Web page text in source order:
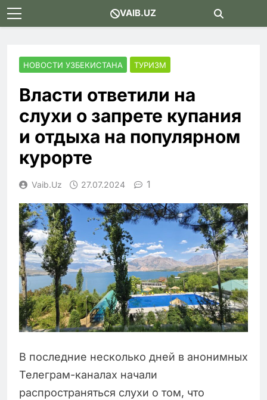
Skip
to
VAIB.UZ
НОВОСТИ УЗБЕКИСТАНА ТУРИЗМ
Власти ответили на
слухи о запрете купания
и отдыха на популярном
курорте
Vaib.uz 27.07.2024 1
В последние несколько дней в анонимных
Телеграм-каналах начали
распространяться слухи о том, что